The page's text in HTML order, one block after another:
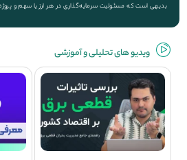
بدیهی است که مسئولیت سرمایه‌گذاری در هر ارز یا سهم و
ویديو های تحلیلی و آموزشی